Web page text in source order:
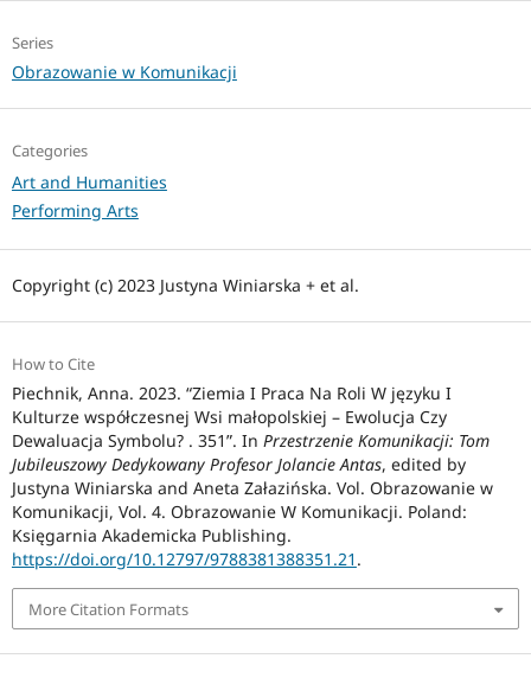
Series
Obrazowanie w Komunikacji
Categories
Art and Humanities
Performing Arts
Copyright (c) 2023 Justyna Winiarska + et al.
How to Cite
Piechnik, Anna. 2023. “Ziemia I Praca Na Roli W języku I
Kulturze współczesnej Wsi małopolskiej – Ewolucja Czy
Dewaluacja Symbolu? . 351”. In Przestrzenie Komunikacji: Tom
Jubileuszowy Dedykowany Profesor Jolancie Antas, edited by
Justyna Winiarska and Aneta Załazińska. Vol. Obrazowanie w
Komunikacji, Vol. 4. Obrazowanie W Komunikacji. Poland:
Księgarnia Akademicka Publishing.
https://doi.org/10.12797/9788381388351.21 .
More Citation Formats